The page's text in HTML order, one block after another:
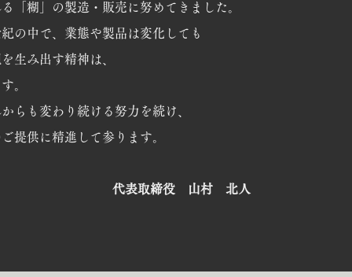
「糊」の製造・販売に努めてきました。
の中で、業態や製品は変化しても
生み出す精神は、
。
らも変わり続ける努力を続け、
提供に精進して参ります。
代表取締役 山村 北人